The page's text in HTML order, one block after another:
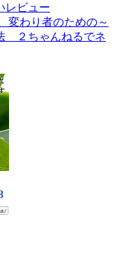
レビュー
変わり者のための～
２ちゃんねるでネ